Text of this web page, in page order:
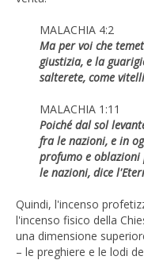
MALACHIA 4:2
Ma per voi che
giustizia, e la
salterete, come
MALACHIA 1:11
Poiché dal sol
fra le nazioni, e in
profumo e oblazioni
le nazioni, dice
Quindi, l'incenso
l'incenso fisico della
una dimensione
– le preghiere e le lodi